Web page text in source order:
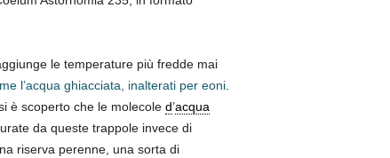
le temperature più fredde mai
l’acqua ghiacciata, inalterati per eoni.
è scoperto che le molecole d’acqua
da queste trappole invece di
riserva perenne, una sorta di